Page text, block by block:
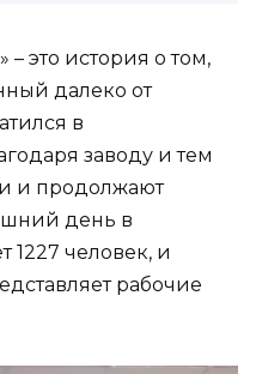
– это история о том,
далеко от
в
заводу и тем
и продолжают
день в
1227 человек, и
рабочие